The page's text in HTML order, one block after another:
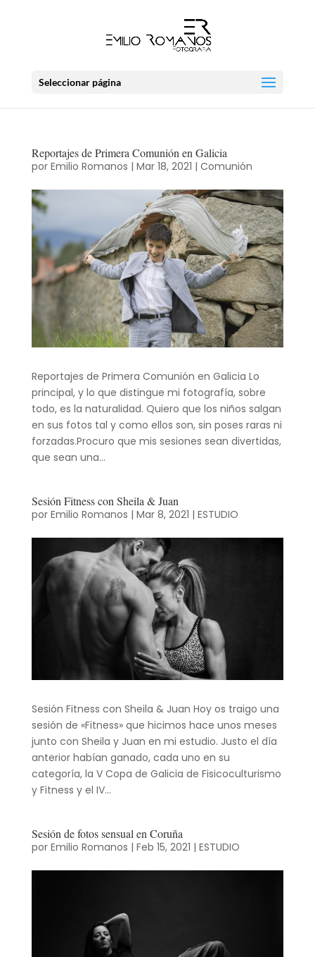
Seleccionar página
Reportajes de Primera Comunión en Galicia
por Emilio Romanos | Mar 18, 2021 | Comunión
Reportajes de Primera Comunión en Galicia Lo
principal, y lo que distingue mi fotografía, sobre
todo, es la naturalidad. Quiero que los niños salgan
en sus fotos tal y como ellos son, sin poses raras ni
forzadas.Procuro que mis sesiones sean divertidas,
que sean una...
Sesión Fitness con Sheila & Juan
por Emilio Romanos | Mar 8, 2021 | ESTUDIO
Sesión Fitness con Sheila & Juan Hoy os traigo una
sesión de «Fitness» que hicimos hace unos meses
junto con Sheila y Juan en mi estudio. Justo el día
anterior habían ganado, cada uno en su
categoría, la V Copa de Galicia de Fisicoculturismo
y Fitness y el IV...
Sesión de fotos sensual en Coruña
por Emilio Romanos | Feb 15, 2021 | ESTUDIO